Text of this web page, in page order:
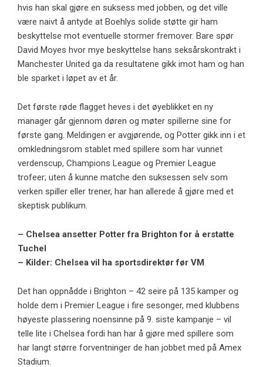
hvis han skal gjøre en suksess med jobben, og det ville
være naivt å antyde at Boehlys solide støtte gir ham
beskyttelse mot eventuelle stormer fremover. Bare spør
David Moyes hvor mye beskyttelse hans seksårskontrakt i
Manchester United ga da resultatene gikk imot ham og han
ble sparket i løpet av et år.
Det første røde flagget heves i det øyeblikket en ny
manager går gjennom døren og møter spillerne sine for
første gang. Meldingen er avgjørende, og Potter gikk inn i et
omkledningsrom stablet med spillere som har vunnet
verdenscup, Champions League og Premier League
trofeer; uten å kunne matche den suksessen selv som
verken spiller eller trener, har han allerede å gjøre med et
skeptisk publikum.
– Chelsea ansetter Potter fra Brighton for å erstatte
Tuchel
– Kilder: Chelsea vil ha sportsdirektør før VM
Det han oppnådde i Brighton – 42 seire på 135 kamper og
holde dem i Premier League i fire sesonger, med klubbens
høyeste plassering noensinne på 9. siste kampanje – vil
telle lite i Chelsea fordi han har å gjøre med spillere som
har langt større forventninger de han jobbet med på Amex
Stadium.